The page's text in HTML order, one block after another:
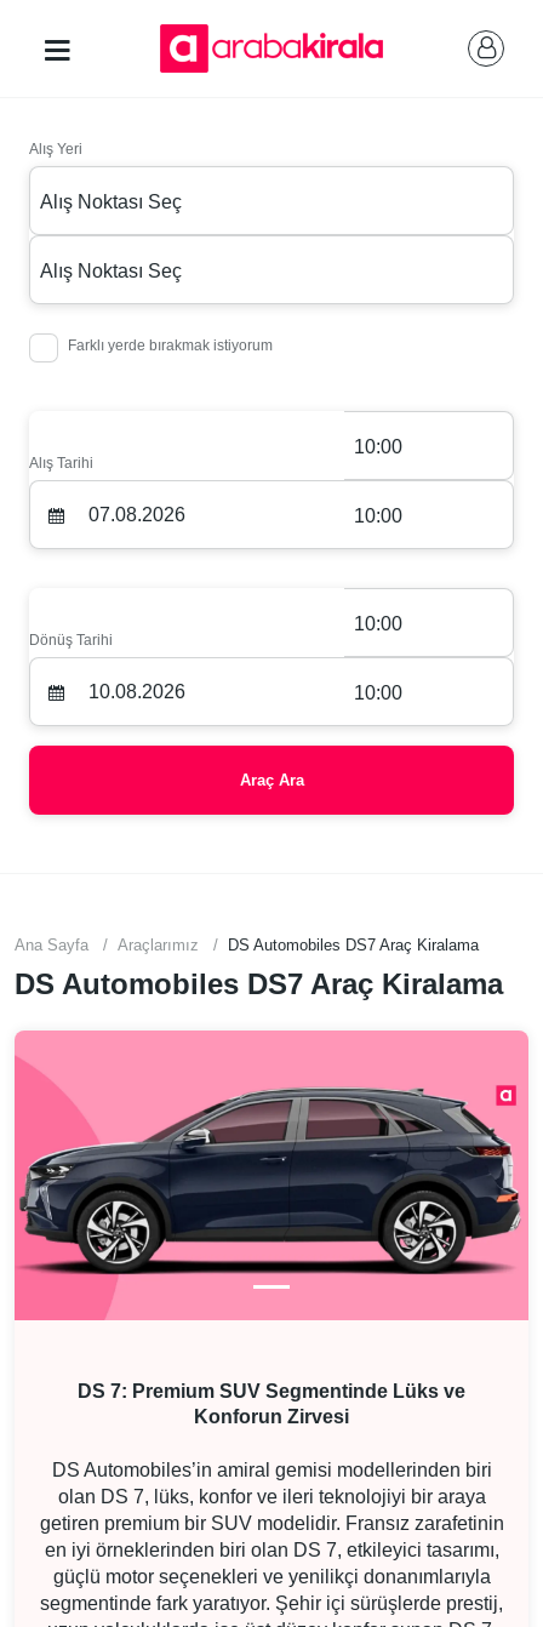
Alış Yeri
Alış Noktası Seç
Alış Noktası Seç
Farklı yerde bırakmak istiyorum
Alış Tarihi
10:00
10:00
Dönüş Tarihi
10:00
10:00
Araç Ara
Ana Sayfa Araçlarımız DS Automobiles DS7 Araç Kiralama
DS Automobiles DS7 Araç Kiralama
DS 7: Premium SUV Segmentinde Lüks ve
Konforun Zirvesi
DS Automobiles’in amiral gemisi modellerinden biri
olan DS 7, lüks, konfor ve ileri teknolojiyi bir araya
getiren premium bir SUV modelidir. Fransız zarafetinin
en iyi örneklerinden biri olan DS 7, etkileyici tasarımı,
güçlü motor seçenekleri ve yenilikçi donanımlarıyla
segmentinde fark yaratıyor. Şehir içi sürüşlerde prestij,